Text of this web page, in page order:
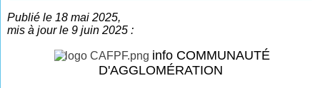
Publié le 18 mai 2025,
mis à jour le 9 juin 2025 :
info COMMUNAUTÉ
D'AGGLOMÉRATION